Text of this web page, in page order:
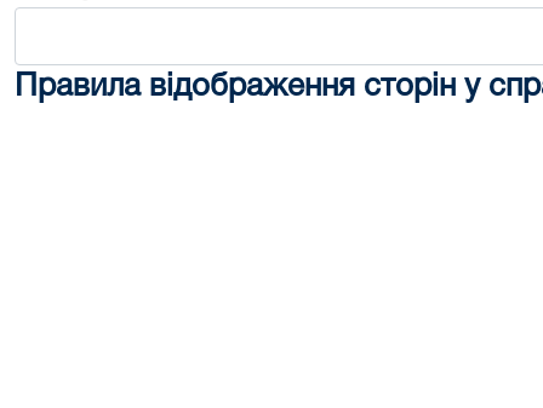
Правила відображення сторін у